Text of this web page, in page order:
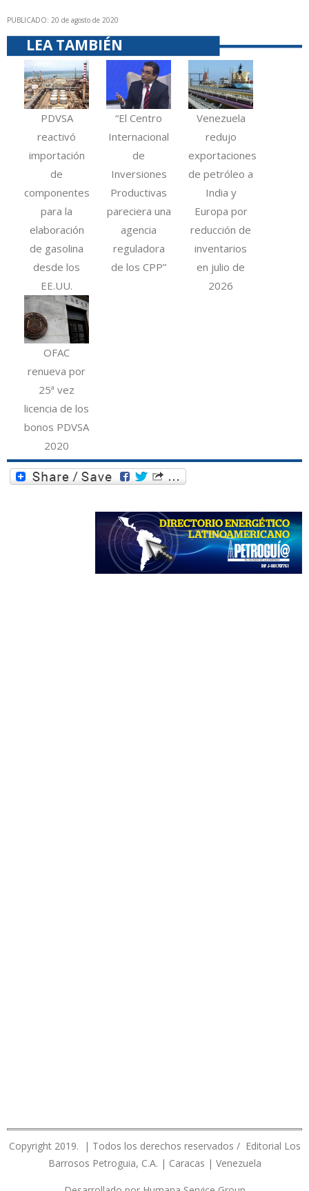
PUBLICADO: 20 de agosto de 2020
LEA TAMBIÉN
PDVSA
reactivó
importación
de
componentes
para la
elaboración
de gasolina
desde los
EE.UU.
“El Centro
Internacional
de
Inversiones
Productivas
pareciera una
agencia
reguladora
de los CPP”
Venezuela
redujo
exportaciones
de petróleo a
India y
Europa por
reducción de
inventarios
en julio de
2026
OFAC
renueva por
25ª vez
licencia de los
bonos PDVSA
2020
Copyright 2019. | Todos los derechos reservados / Editorial Los
Barrosos Petroguia, C.A. | Caracas | Venezuela